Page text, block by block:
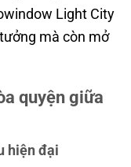
Light City
mà còn mở
quyện giữa
hiện đại